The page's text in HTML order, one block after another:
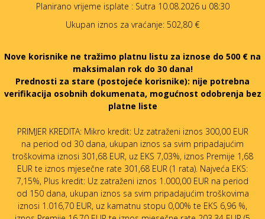
Planirano vrijeme isplate : Sutra 10.08.2026 u 08:30
Ukupan iznos za vraćanje: 502,80 €
Nove korisnike ne tražimo platnu listu za iznose do 500 € na
maksimalan rok do 30 dana!
Prednosti za stare (postojeće korisnike): nije potrebna
verifikacija osobnih dokumenata, mogućnost odobrenja bez
platne liste
PRIMJER KREDITA: Mikro kredit: Uz zatraženi iznos 300,00 EUR
na period od 30 dana, ukupan iznos sa svim pripadajućim
troškovima iznosi 301,68 EUR, uz EKS 7,03%, iznos Premije 1,68
EUR te iznos mjesečne rate 301,68 EUR (1 rata). Najveća EKS:
7,15%, Plus kredit: Uz zatraženi iznos 1.000,00 EUR na period
od 150 dana, ukupan iznos sa svim pripadajućim troškovima
iznosi 1.016,70 EUR, uz kamatnu stopu 0,00% te EKS 6,96 %,